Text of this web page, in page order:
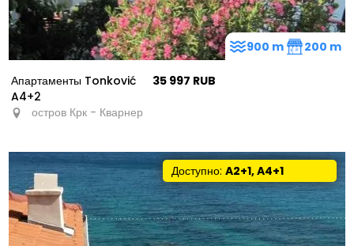
Апартаменты Tonković
A4+2
35 997 RUB
остров Крк - Кварнер
900 m 200 m
Доступно:A2+1, A4+1